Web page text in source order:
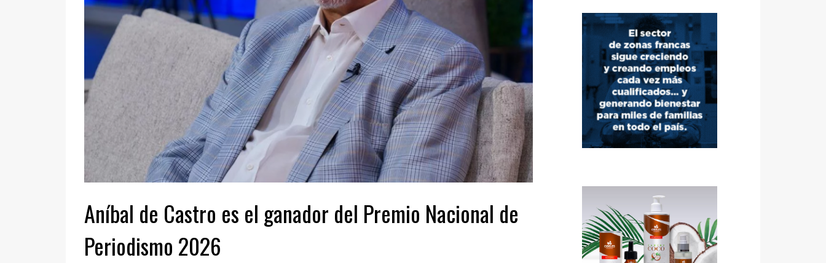
Aníbal de Castro es el ganador del Premio Nacional de
Periodismo 2026